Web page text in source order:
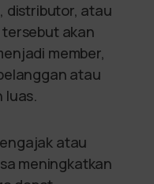
distributor, atau
akan
member,
atau
luas.
atau
meningkatkan